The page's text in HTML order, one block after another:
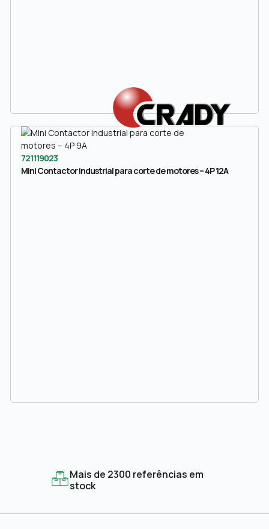
721119023
Mini Contactor industrial para corte de motores – 4P 12A
Mais de 2300 referências em
stock